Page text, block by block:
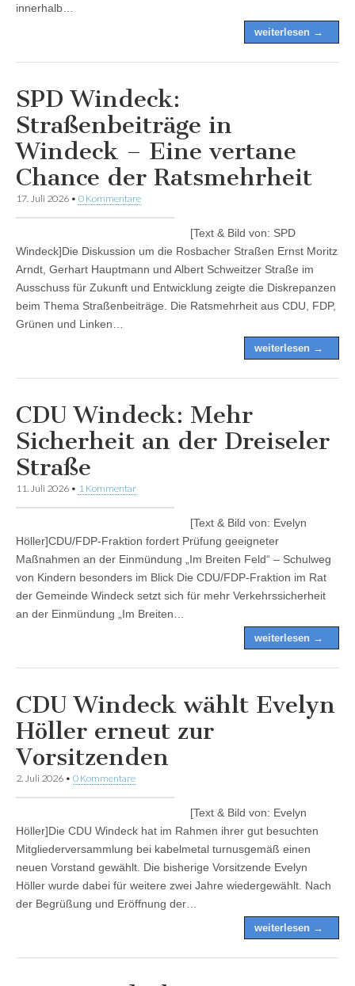
innerhalb…
weiterlesen →
SPD Windeck:
Straßenbeiträge in
Windeck – Eine vertane
Chance der Ratsmehrheit
17. Juli 2026 • 0 Kommentare
[Text & Bild von: SPD
Windeck]Die Diskussion um die Rosbacher Straßen Ernst Moritz
Arndt, Gerhart Hauptmann und Albert Schweitzer Straße im
Ausschuss für Zukunft und Entwicklung zeigte die Diskrepanzen
beim Thema Straßenbeiträge. Die Ratsmehrheit aus CDU, FDP,
Grünen und Linken…
weiterlesen →
CDU Windeck: Mehr
Sicherheit an der Dreiseler
Straße
11. Juli 2026 • 1 Kommentar
[Text & Bild von: Evelyn
Höller]CDU/FDP-Fraktion fordert Prüfung geeigneter
Maßnahmen an der Einmündung „Im Breiten Feld“ – Schulweg
von Kindern besonders im Blick Die CDU/FDP-Fraktion im Rat
der Gemeinde Windeck setzt sich für mehr Verkehrssicherheit
an der Einmündung „Im Breiten…
weiterlesen →
CDU Windeck wählt Evelyn
Höller erneut zur
Vorsitzenden
2. Juli 2026 • 0 Kommentare
[Text & Bild von: Evelyn
Höller]Die CDU Windeck hat im Rahmen ihrer gut besuchten
Mitgliederversammlung bei kabelmetal turnusgemäß einen
neuen Vorstand gewählt. Die bisherige Vorsitzende Evelyn
Höller wurde dabei für weitere zwei Jahre wiedergewählt. Nach
der Begrüßung und Eröffnung der…
weiterlesen →